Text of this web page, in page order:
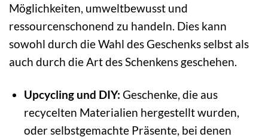
Möglichkeiten, umweltbewusst und
ressourcenschonend zu handeln. Dies kann
sowohl durch die Wahl des Geschenks selbst als
auch durch die Art des Schenkens geschehen.
Upcycling und DIY: Geschenke, die aus
recycelten Materialien hergestellt wurden,
oder selbstgemachte Präsente, bei denen